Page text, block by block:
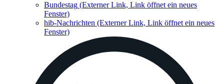
Bundestag (Externer Link, Link öffnet ein neues
Fenster)
hib-Nachrichten (Externer Link, Link öffnet ein neues
Fenster)